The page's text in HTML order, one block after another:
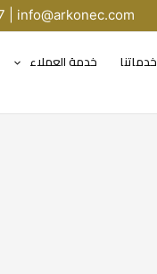
| info@arkonec.com
خدماتنا خدمة العملاء